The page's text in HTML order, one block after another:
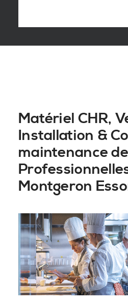
Matériel CHR,
Installation &
maintenance
Montgeron